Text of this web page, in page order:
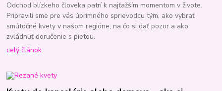
Odchod blízkeho človeka patrí k najťažším momentom v živote.
Pripravili sme pre vás úprimného sprievodcu tým, ako vybrať
smútočné kvety v našom regióne, na čo si dať pozor a ako
zvládnuť doručenie s pietou.
celý článok